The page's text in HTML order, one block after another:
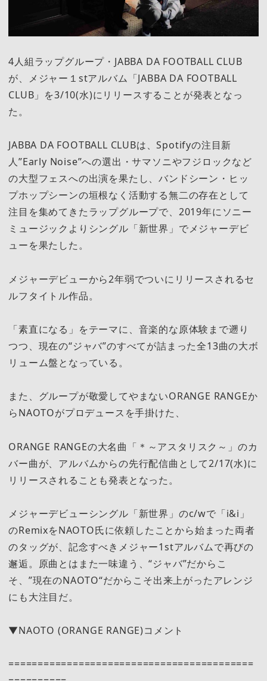
4人組ラップグループ・JABBA DA FOOTBALL CLUB
が、メジャー１stアルバム「JABBA DA FOOTBALL
CLUB」を3/10(水)にリリースすることが発表となっ
た。
JABBA DA FOOTBALL CLUBは、Spotifyの注目新
人”Early Noise”への選出・サマソニやフジロックなど
の大型フェスへの出演を果たし、バンドシーン・ヒッ
プホップシーンの垣根なく活動する無二の存在として
注目を集めてきたラップグループで、2019年にソニー
ミュージックよりシングル「新世界」でメジャーデビ
ューを果たした。
メジャーデビューから2年弱でついにリリースされるセ
ルフタイトル作品。
「素直になる」をテーマに、音楽的な原体験まで遡り
つつ、現在の“ジャバ”のすべてが詰まった全13曲の大ボ
リューム盤となっている。
また、グループが敬愛してやまないORANGE RANGEか
らNAOTOがプロデュースを手掛けた、
ORANGE RANGEの大名曲「＊～アスタリスク～」のカ
バー曲が、アルバムからの先行配信曲として2/17(水)に
リリースされることも発表となった。
メジャーデビューシングル「新世界」のc/wで「i&i」
のRemixをNAOTO氏に依頼したことから始まった両者
のタッグが、記念すべきメジャー1stアルバムで再びの
邂逅。原曲とはまた一味違う、“ジャバ”だからこ
そ、”現在のNAOTO“だからこそ出来上がったアレンジ
にも大注目だ。
▼NAOTO (ORANGE RANGE)コメント
==========================================